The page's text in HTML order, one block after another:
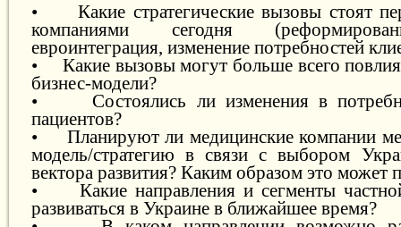
•
Какие стратегические вызовы стоят
компаниями сегодня
евроинтеграция, изменение потребностей
•
Какие вызовы могут больше всего
бизнес-модели?
•
Состоялись ли изменения в
пациентов?
•
Планируют ли медицинские компании
модель/стратегию в связи с выбором
вектора развития? Каким образом это может
•
Какие направления и сегменты
развиваться в Украине в ближайшее время?